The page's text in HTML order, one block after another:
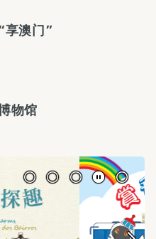
享澳门”
物馆